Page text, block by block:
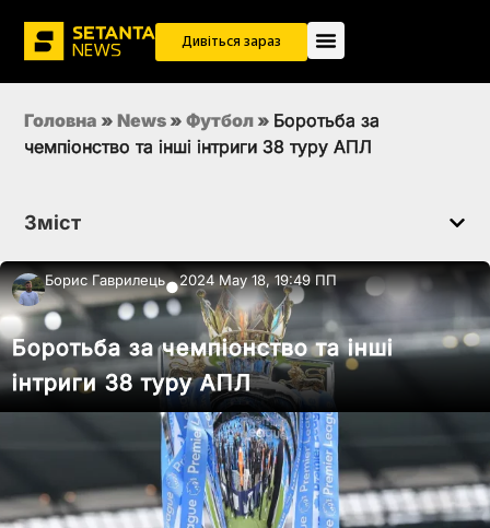
Дивіться зараз
Головна » News » Футбол » Боротьба за
чемпіонство та інші інтриги 38 туру АПЛ
Зміст
Борис Гаврилець●2024 May 18, 19:49 ПП
Боротьба за чемпіонство та інші
інтриги 38 туру АПЛ